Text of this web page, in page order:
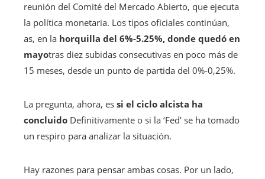
reunión del Comité del Mercado Abierto, que ejecuta
la política monetaria. Los tipos oficiales continúan,
as, en la horquilla del 6%-5.25%, donde quedó en
mayotras diez subidas consecutivas en poco más de
15 meses, desde un punto de partida del 0%-0,25%.
La pregunta, ahora, es si el ciclo alcista ha
concluido Definitivamente o si la ‘Fed’ se ha tomado
un respiro para analizar la situación.
Hay razones para pensar ambas cosas. Por un lado,